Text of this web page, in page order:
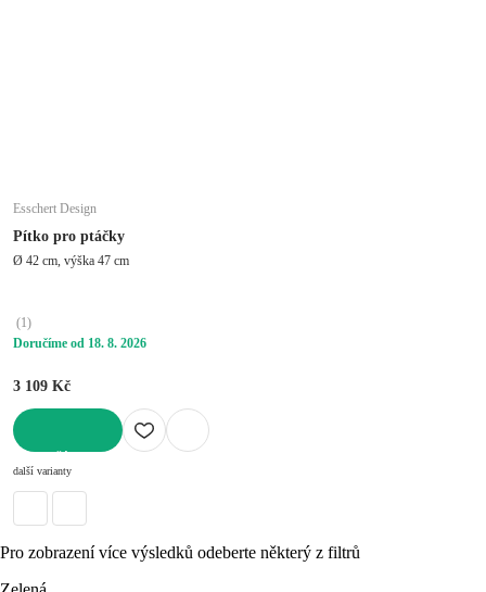
Esschert Design
Pítko pro ptáčky
Ø 42 cm, výška 47 cm
(1)
Doručíme od 18. 8. 2026
3 109 Kč
další varianty
Pro zobrazení více výsledků odeberte některý z filtrů